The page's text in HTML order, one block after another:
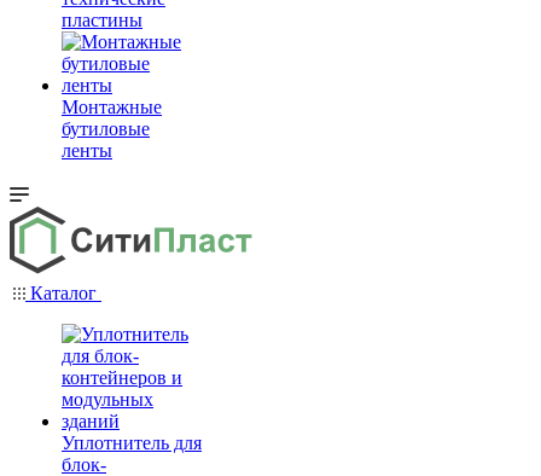
пластины
Монтажные
бутиловые
ленты
Каталог
Уплотнитель для
блок-